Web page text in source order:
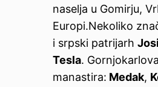
naselja u Gomirju,
Europi.Nekoliko
i srpski patrijarh
Tesla.
manastira: Medak,